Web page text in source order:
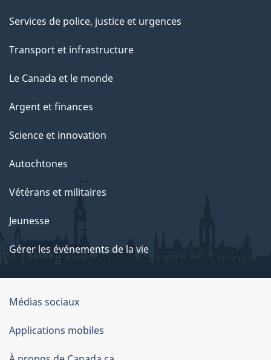
Services de police, justice et urgences
Transport et infrastructure
Le Canada et le monde
Argent et finances
Science et innovation
Autochtones
Vétérans et militaires
Jeunesse
Gérer les événements de la vie
Organisation
du
gouvernement
Médias sociaux
Applications mobiles